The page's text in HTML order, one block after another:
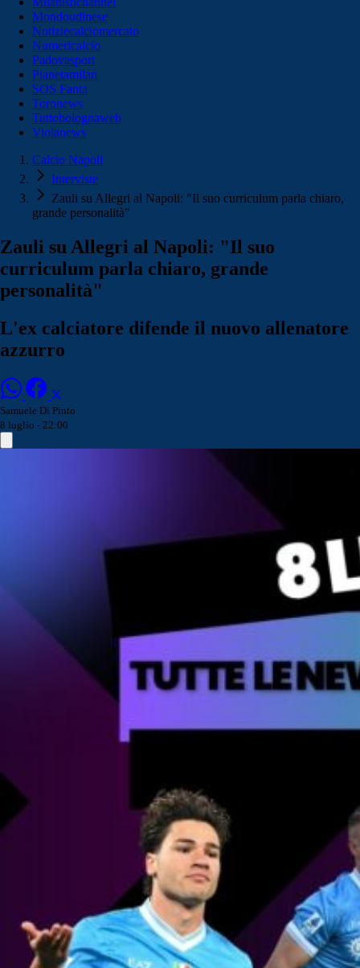
Mondoudinese
Notiziecalciomercato
Numericalcio
Padovasport
Pianetamilan
SOS Fanta
Toronews
Tuttobolognaweb
Violanews
Calcio Napoli
Interviste
Zauli su Allegri al Napoli: "Il suo curriculum parla chiaro,
grande personalità"
Zauli su Allegri al Napoli: "Il suo
curriculum parla chiaro, grande
personalità"
L'ex calciatore difende il nuovo allenatore
azzurro
Samuele Di Pinto
8 luglio - 22:00